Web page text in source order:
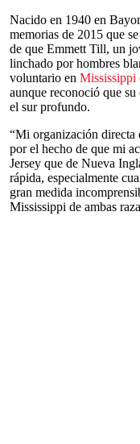
Nacido en 1940 en
memorias de 2015 que
de que Emmett Till, un
linchado por hombres
voluntario en Mississippi
aunque reconoció que
el sur profundo.
“Mi organización directa
por el hecho de que mi
Jersey que de Nueva
rápida, especialmente
gran medida
Mississippi de ambas